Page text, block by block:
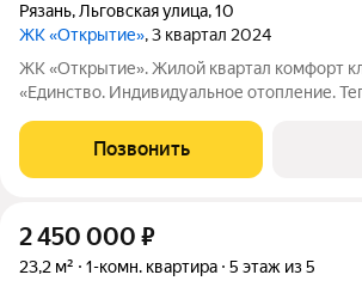
Рязань, Льговская улица,10
ЖК «Открытие», 3 квартал 2024
ЖК «Открытие». Жилой квартал комфорт
«Единство. Индивидуальное отопление.
керамгранит и ламинат. Натяжные
гарнитур, встроенная техника.
Позвонить
2 450 000 ₽
23,2 м² 1-комн. квартира 5 этаж из 5